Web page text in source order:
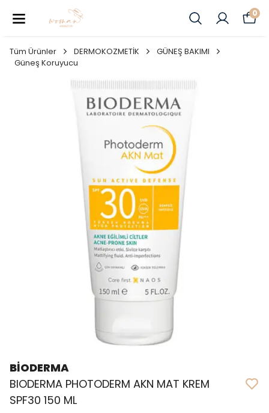
0
Tüm Ürünler DERMOKOZMETİK
GÜNEŞ BAKIMI
Güneş Koruyucu
BİODERMA
BIODERMA PHOTODERM AKN MAT KREM
SPF30 150 ML